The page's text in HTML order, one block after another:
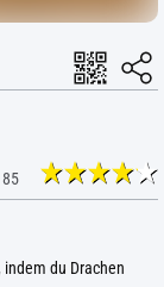
85
du Drachen